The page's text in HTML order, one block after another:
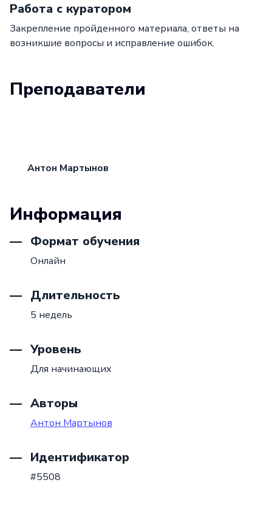
Работа с куратором
Закрепление пройденного материала, ответы на
возникшие вопросы и исправление ошибок.
Преподаватели
Антон Мартынов
Информация
Формат обучения
Онлайн
Длительность
5 недель
Уровень
Для начинающих
Авторы
Антон Мартынов
Идентификатор
#5508